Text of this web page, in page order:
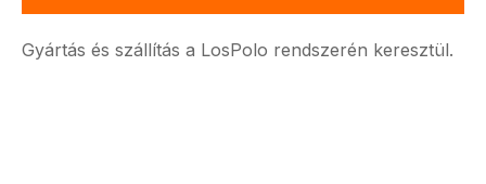
Gyártás és szállítás a LosPolo rendszerén keresztül.